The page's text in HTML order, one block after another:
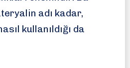
adı kadar,
kullanıldığı da